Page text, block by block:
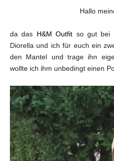
Hallo
da das H&M Outfit so gut bei
Diorella und ich für euch ein
den Mantel und trage ihn
wollte ich ihm unbedingt einen